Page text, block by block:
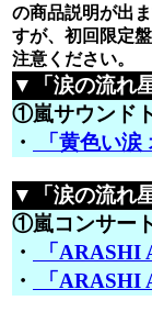
の商品説明が出
すが、初回限定
注意ください。
▼「涙の流れ
①嵐サウンド
・
「黄色い
▼「涙の流れ
①嵐コンサー
・
「ARASHI
・
「ARASHI